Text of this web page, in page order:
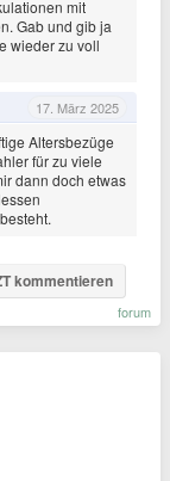
mit
Gab und gib ja
wieder zu voll
17. März 2025
Altersbezüge
für zu viele
dann doch etwas
kommentieren
forum